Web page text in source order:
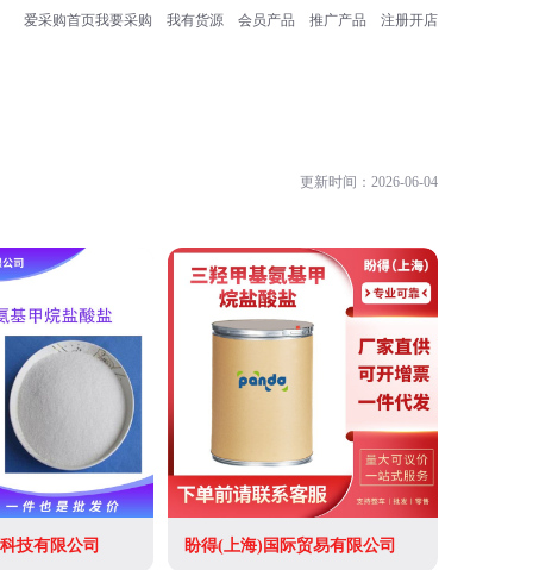
爱采购首页我要采购 我有货源 会员产品 推广产品 注册开店
更新时间：2026-06-04
技有限公司 盼得(上海)国际贸易有限公司